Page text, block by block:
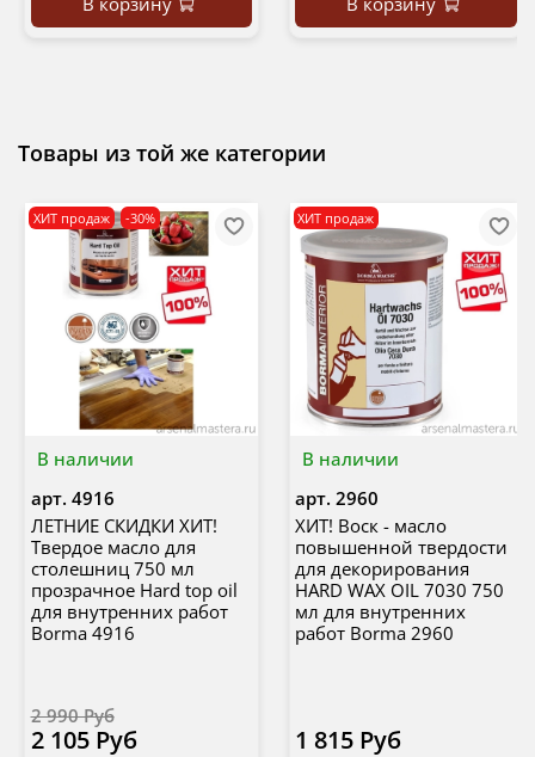
Товары из той же категории
В наличии
ХИТ продаж -30%
арт. 4916
ЛЕТНИЕ СКИДКИ ХИТ!
Твердое масло для
столешниц 750 мл
прозрачное Hard top oil
для внутренних работ
Borma 4916
2 990 Руб
2 105 Руб
В наличии
ХИТ продаж
арт. 2960
ХИТ! Воск - масло
повышенной твердости
для декорирования
HARD WAX OIL 7030 750
мл для внутренних
работ Borma 2960
1 815 Руб